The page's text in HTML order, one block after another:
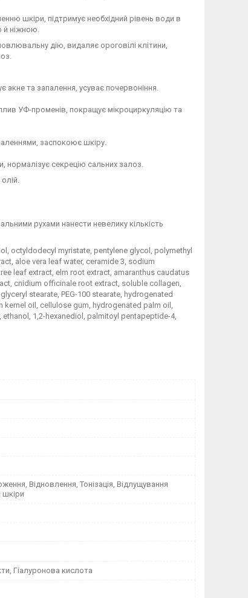
шкіри, підтримує необхідний рівень води в
й ніжною.
дію, видаляє ороговілі клітини,
та запалення, усуває почервоніння.
УФ-променів, покращує мікроциркуляцію та
заспокоює шкіру.
нормалізує секрецію сальних залоз.
рухами нанести невелику кількість
octyldodecyl myristate, pentylene glycol, polymethyl
aloe vera leaf water, ceramide 3, sodium
leaf extract, elm root extract, amaranthus caudatus
cnidium officinale root extract, soluble collagen,
stearate, PEG-100 stearate, hydrogenated
oil, cellulose gum, hydrogenated palm oil,
1,2-hexanediol, palmitoyl pentapeptide-4,
Відновлення, Тонізація, Відлущування
шкіри
Гіалуронова кислота